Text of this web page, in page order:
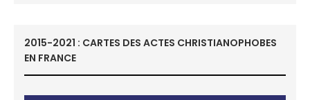
2015-2021 : CARTES DES ACTES CHRISTIANOPHOBES
EN FRANCE